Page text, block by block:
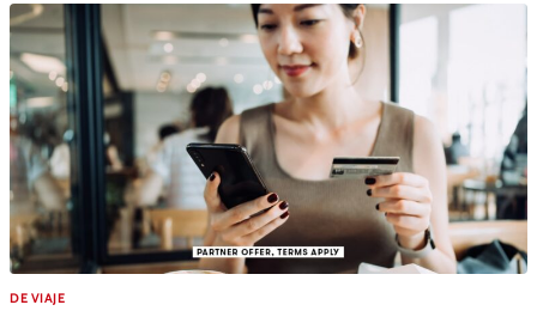
DE VIAJE